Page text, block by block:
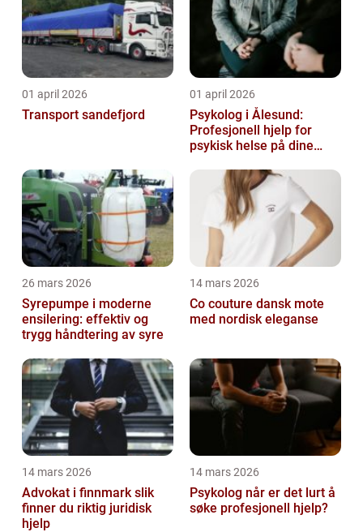
01 april 2026
Transport sandefjord
01 april 2026
Psykolog i Ålesund:
Profesjonell hjelp for
psykisk helse på dine
26 mars 2026
Syrepumpe i moderne
ensilering: effektiv og
trygg håndtering av syre
14 mars 2026
Co couture dansk mote
med nordisk eleganse
14 mars 2026
Advokat i finnmark slik
finner du riktig juridisk
hjelp
14 mars 2026
Psykolog når er det lurt å
søke profesjonell hjelp?